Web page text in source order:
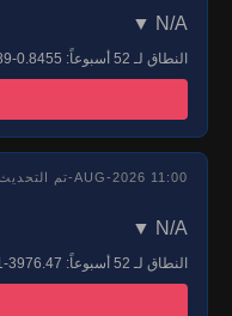
▼ N/A
النطاق لـ 52 أسبوعاً: 0.8455-0.8789
تم التحديث: 07-AUG-2026 11:00
▼ N/A
النطاق لـ 52 أسبوعاً: 3976.47-5417.71